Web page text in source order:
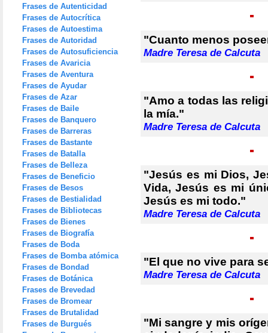
Frases de Autenticidad
Frases de Autocrítica
Frases de Autoestima
Frases de Autoridad
Frases de Autosuficiencia
Frases de Avaricia
Frases de Aventura
Frases de Ayudar
Frases de Azar
Frases de Baile
Frases de Banquero
Frases de Barreras
Frases de Bastante
Frases de Batalla
Frases de Belleza
Frases de Beneficio
Frases de Besos
Frases de Bestialidad
Frases de Bibliotecas
Frases de Bienes
Frases de Biografía
Frases de Boda
Frases de Bomba atómica
Frases de Bondad
Frases de Botánica
Frases de Brevedad
Frases de Bromear
Frases de Brutalidad
Frases de Burgués
"Cuanto menos
Madre Teresa de Calcuta
"Amo a todas las
la mía."
Madre Teresa de Calcuta
"Jesús es mi Dios,
Vida, Jesús es mi
Jesús es mi todo."
Madre Teresa de Calcuta
"El que no vive para
Madre Teresa de Calcuta
"Mi sangre y mis